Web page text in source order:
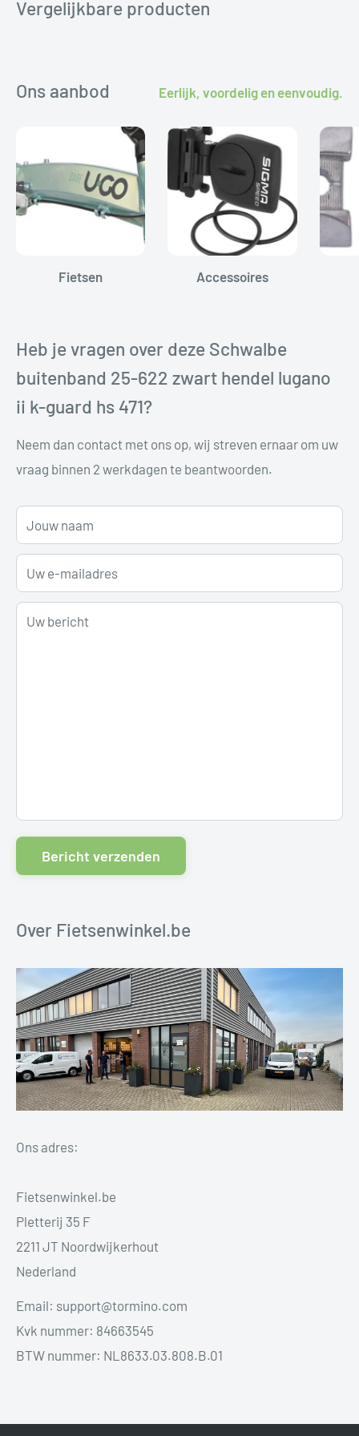
Vergelijkbare producten
Ons aanbod Eerlijk, voordelig en eenvoudig.
Fietsen Accessoires
Heb je vragen over deze Schwalbe
buitenband 25-622 zwart hendel lugano
ii k-guard hs 471?
Neem dan contact met ons op, wij streven ernaar om uw
vraag binnen 2 werkdagen te beantwoorden.
Jouw naam
Uw e-mailadres
Uw bericht
Bericht verzenden
Over Fietsenwinkel.be
Ons adres:
Fietsenwinkel.be
Pletterij 35 F
2211 JT Noordwijkerhout
Nederland
Email: support@tormino.com
Kvk nummer: 84663545
BTW nummer: NL8633.03.808.B.01